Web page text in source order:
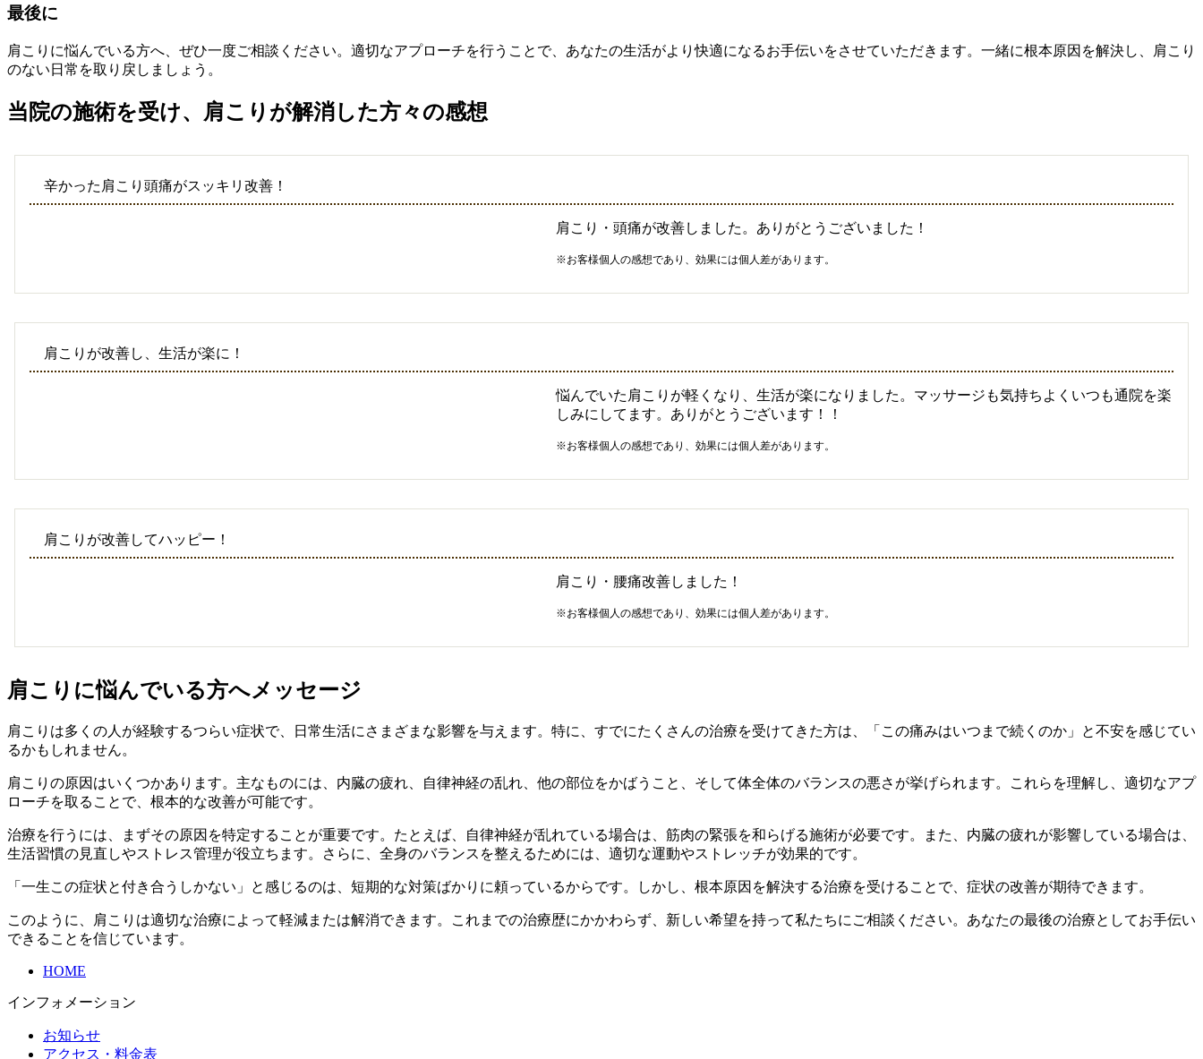
最後に
肩こりに悩んでいる方へ、ぜひ一度ご相談ください。適切なアプローチを行うことで、あなたの生活がより快適になるお手伝いをさせていただきます。一緒に根本原因を解決し、肩こり
のない日常を取り戻しましょう。
当院の施術を受け、肩こりが解消した方々の感想
辛かった肩こり頭痛がスッキリ改善！
肩こり・頭痛が改善しました。ありがとうございました！
※お客様個人の感想であり、効果には個人差があります。
肩こりが改善し、生活が楽に！
悩んでいた肩こりが軽くなり、生活が楽になりました。マッサージも気持ちよくいつも通院を楽
しみにしてます。ありがとうございます！！
※お客様個人の感想であり、効果には個人差があります。
肩こりが改善してハッピー！
肩こり・腰痛改善しました！
※お客様個人の感想であり、効果には個人差があります。
肩こりに悩んでいる方へメッセージ
肩こりは多くの人が経験するつらい症状で、日常生活にさまざまな影響を与えます。特に、すでにたくさんの治療を受けてきた方は、「この痛みはいつまで続くのか」と不安を感じてい
るかもしれません。
肩こりの原因はいくつかあります。主なものには、内臓の疲れ、自律神経の乱れ、他の部位をかばうこと、そして体全体のバランスの悪さが挙げられます。これらを理解し、適切なアプ
ローチを取ることで、根本的な改善が可能です。
治療を行うには、まずその原因を特定することが重要です。たとえば、自律神経が乱れている場合は、筋肉の緊張を和らげる施術が必要です。また、内臓の疲れが影響している場合は、
生活習慣の見直しやストレス管理が役立ちます。さらに、全身のバランスを整えるためには、適切な運動やストレッチが効果的です。
「一生この症状と付き合うしかない」と感じるのは、短期的な対策ばかりに頼っているからです。しかし、根本原因を解決する治療を受けることで、症状の改善が期待できます。
このように、肩こりは適切な治療によって軽減または解消できます。これまでの治療歴にかかわらず、新しい希望を持って私たちにご相談ください。あなたの最後の治療としてお手伝い
できることを信じています。
HOME
インフォメーション
お知らせ
アクセス・料金表